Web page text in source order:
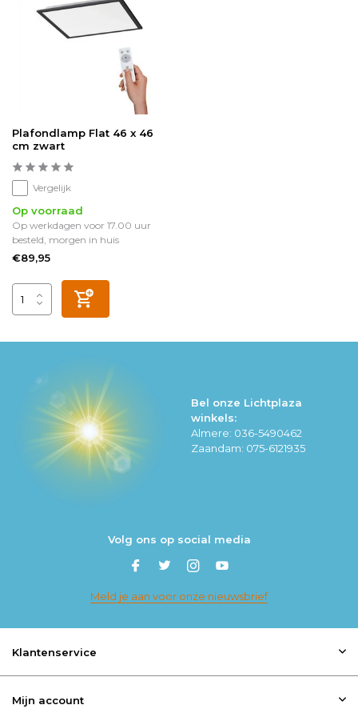
Plafondlamp Flat 46 x 46
cm zwart
Vergelijk
Op voorraad
Op werkdagen voor 17.00 uur
besteld, morgen in huis
€89,95
Bel onze Lichtplaza
winkels:
Almere: 036-5490462
Zaandam: 075-6121935
Volg ons op social media
Meld je aan voor onze nieuwsbrief
Klantenservice
Mijn account